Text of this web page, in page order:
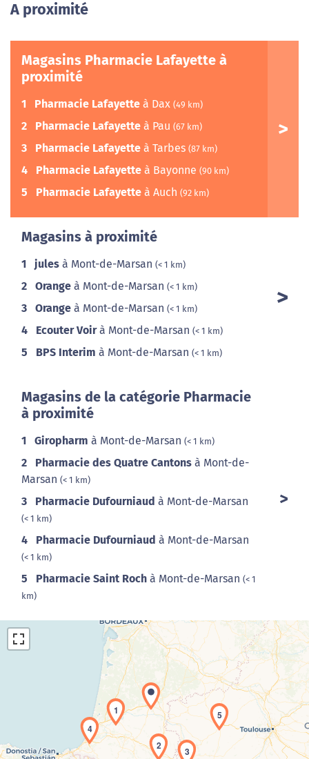
A proximité
Magasins Pharmacie Lafayette à
proximité
1 Pharmacie Lafayette à Dax (49 km)
2 Pharmacie Lafayette à Pau (67 km)
3 Pharmacie Lafayette à Tarbes (87 km)
4 Pharmacie Lafayette à Bayonne (90 km)
5 Pharmacie Lafayette à Auch (92 km)
Magasins à proximité
1 jules à Mont-de-Marsan (< 1 km)
2 Orange à Mont-de-Marsan (< 1 km)
3 Orange à Mont-de-Marsan (< 1 km)
4 Ecouter Voirà Mont-de-Marsan (< 1 km)
5 BPS Interim à Mont-de-Marsan (< 1 km)
Magasins de la catégorie Pharmacie
à proximité
1 Giropharm à Mont-de-Marsan (< 1 km)
2 Pharmacie des Quatre Cantons à Mont-de-
Marsan (< 1 km)
3 Pharmacie Dufourniaud à Mont-de-Marsan
(< 1 km)
4 Pharmacie Dufourniaud à Mont-de-Marsan
(< 1 km)
5 Pharmacie Saint Roch à Mont-de-Marsan (< 1
km)
Chargement de la carte en cours...
1
2 3
4
5